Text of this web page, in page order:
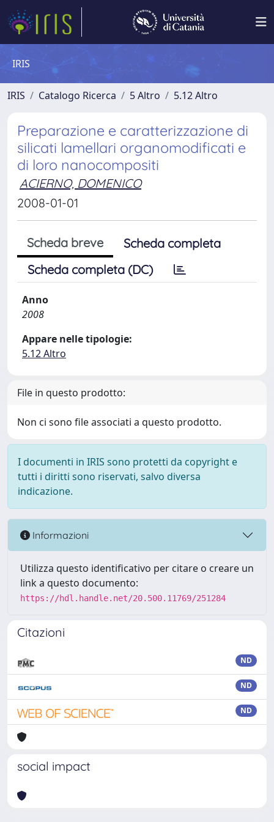
IRIS
IRIS Catalogo Ricerca 5 Altro 5.12 Altro
Preparazione e caratterizzazione di
silicati lamellari organomodificati e
di loro nanocompositi
ACIERNO, DOMENICO
2008-01-01
Scheda breve
Scheda completa
Scheda completa (DC)
Anno
2008
Appare nelle tipologie:
5.12 Altro
File in questo prodotto:
Non ci sono file associati a questo prodotto.
I documenti in IRIS sono protetti da copyright e
tutti i diritti sono riservati, salvo diversa
indicazione.
Informazioni
Utilizza questo identificativo per citare o creare un
link a questo documento:
https://hdl.handle.net/20.500.11769/251284
Citazioni
ND
ND
ND
social impact